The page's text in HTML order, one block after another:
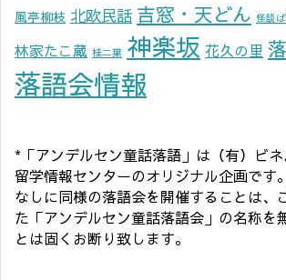
風亭柳枝 北欧民話 吉窓・天どん 怪談
林家たこ蔵 桂二葉 神楽坂 花久の里
落語会情報
*「アンデルセン童話落語」は（有）ビ
留学情報センターのオリジナル企画です
なしに同様の落語会を開催することは、
た「アンデルセン童話落語会」の名称を
とは固くお断り致します。